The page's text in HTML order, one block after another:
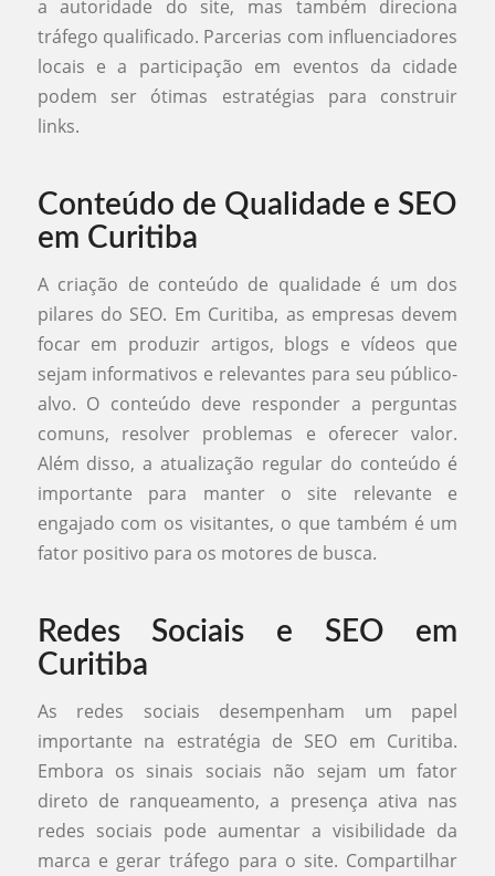
a autoridade do site, mas também direciona
tráfego qualificado. Parcerias com influenciadores
locais e a participação em eventos da cidade
podem ser ótimas estratégias para construir
links.
Conteúdo de Qualidade e SEO
em Curitiba
A criação de conteúdo de qualidade é um dos
pilares do SEO. Em Curitiba, as empresas devem
focar em produzir artigos, blogs e vídeos que
sejam informativos e relevantes para seu público-
alvo. O conteúdo deve responder a perguntas
comuns, resolver problemas e oferecer valor.
Além disso, a atualização regular do conteúdo é
importante para manter o site relevante e
engajado com os visitantes, o que também é um
fator positivo para os motores de busca.
Redes Sociais e SEO em
Curitiba
As redes sociais desempenham um papel
importante na estratégia de SEO em Curitiba.
Embora os sinais sociais não sejam um fator
direto de ranqueamento, a presença ativa nas
redes sociais pode aumentar a visibilidade da
marca e gerar tráfego para o site. Compartilhar